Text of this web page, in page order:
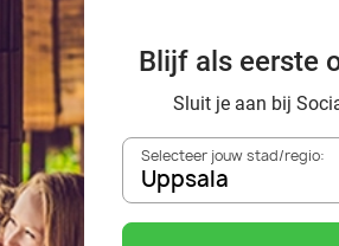
lucht
Blijf als eerste
Sluit je aan bij
Selecteer jouw stad/regio:
Uppsala